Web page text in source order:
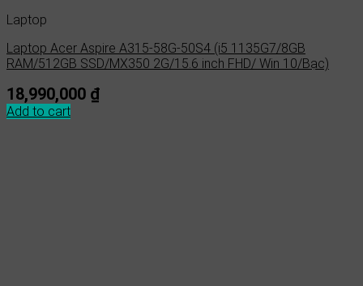
Laptop
Laptop Acer Aspire A315-58G-50S4 (i5 1135G7/8GB
RAM/512GB SSD/MX350 2G/15.6 inch FHD/ Win 10/Bạc)
18,990,000 ₫
Add to cart